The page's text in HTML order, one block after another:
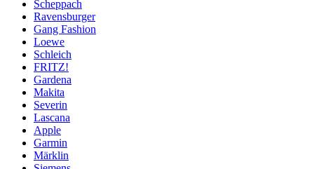
Scheppach
Ravensburger
Gang Fashion
Loewe
Schleich
FRITZ!
Gardena
Makita
Severin
Lascana
Apple
Garmin
Märklin